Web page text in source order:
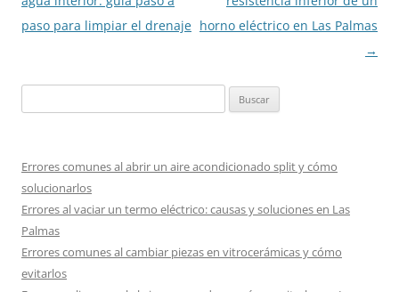
entradas
paso para limpiar el drenaje horno eléctrico en Las Palmas
→
Errores comunes al abrir un aire acondicionado split y cómo
solucionarlos
Errores al vaciar un termo eléctrico: causas y soluciones en Las
Palmas
Errores comunes al cambiar piezas en vitrocerámicas y cómo
evitarlos